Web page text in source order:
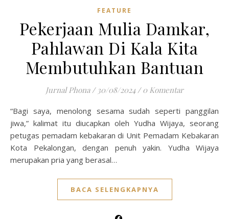
FEATURE
Pekerjaan Mulia Damkar,
Pahlawan Di Kala Kita
Membutuhkan Bantuan
Jurnal Phona / 30/08/2024 / 0 Komentar
“Bagi saya, menolong sesama sudah seperti panggilan
jiwa,” kalimat itu diucapkan oleh Yudha Wijaya, seorang
petugas pemadam kebakaran di Unit Pemadam Kebakaran
Kota Pekalongan, dengan penuh yakin. Yudha Wijaya
merupakan pria yang berasal…
BACA SELENGKAPNYA